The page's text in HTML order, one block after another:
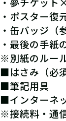
・ポスター復
・缶バッジ（
・最後の手紙
※別紙のルー
■はさみ（必須
■筆記用具
■インターネ
※接続料・通